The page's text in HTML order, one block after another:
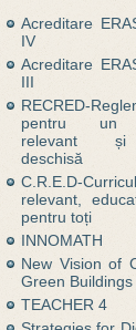
Acreditare
IV
Acreditare
III
RECRED-
pentru un
relevant și
deschisă
C.R.E.D-
relevant,
pentru toți
INNOMATH
New Vision of
Green Buildings
TEACHER 4